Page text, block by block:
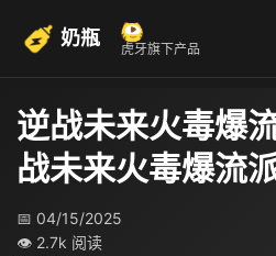
奶瓶 虎牙旗下产品
逆战未来火毒爆
战未来火毒爆流
📅 04/15/2025
👁 2.7k 阅读